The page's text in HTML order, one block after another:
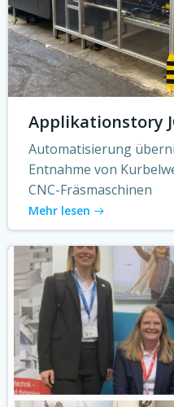
Applikationstory
Automatisierung
Entnahme von
CNC-Fräsmaschinen
Mehr lesen